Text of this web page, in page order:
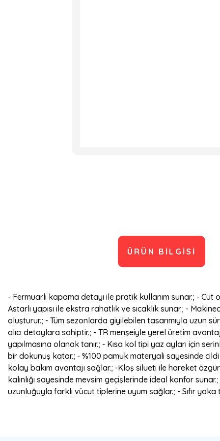
ÜRÜN BILGISI
- Fermuarlı kapama detayı ile pratik kullanım sunar.; -
Astarlı yapısı ile ekstra rahatlık ve sıcaklık sunar.; -
oluşturur.; - Tüm sezonlarda giyilebilen tasarımıyla uzun
alıcı detaylara sahiptir.; - TR menşeiyle yerel üretim
yapılmasına olanak tanır.; - Kısa kol tipi yaz ayları için
bir dokunuş katar.; - %100 pamuk materyali sayesinde cildi
kolay bakım avantajı sağlar.; -Kloş silueti ile hareket
kalınlığı sayesinde mevsim geçişlerinde ideal konfor
uzunluğuyla farklı vücut tiplerine uyum sağlar.; - Sıfır